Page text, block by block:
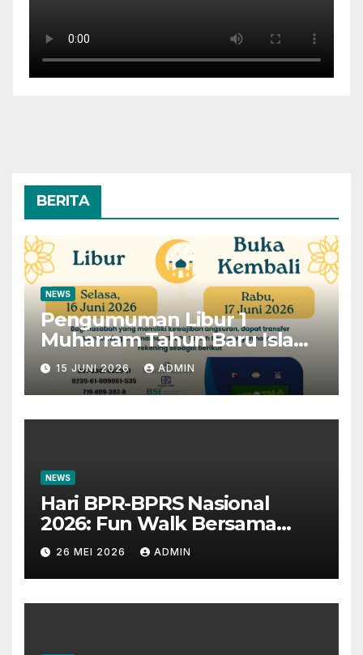
BERITA
NEWS
Pengumuman Libur 1
Muharram Tahun Baru Islam
1448H
15 JUNI 2026 ADMIN
NEWS
Hari BPR-BPRS Nasional
2026: Fun Walk Bersama
Masyarakat dan Insan
Perbankan
26 MEI 2026 ADMIN